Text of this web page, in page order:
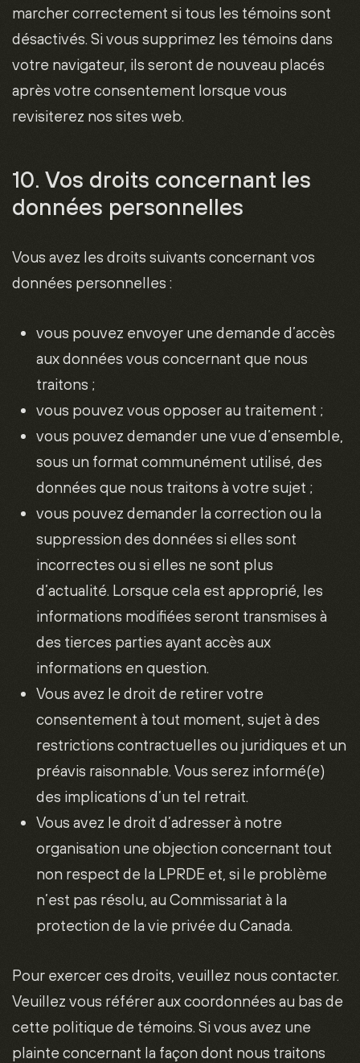
marcher correctement si tous les témoins sont
désactivés. Si vous supprimez les témoins dans
votre navigateur, ils seront de nouveau placés
après votre consentement lorsque vous
revisiterez nos sites web.
10. Vos droits concernant les
données personnelles
Vous avez les droits suivants concernant vos
données personnelles :
vous pouvez envoyer une demande d’accès
aux données vous concernant que nous
traitons ;
vous pouvez vous opposer au traitement ;
vous pouvez demander une vue d’ensemble,
sous un format communément utilisé, des
données que nous traitons à votre sujet ;
vous pouvez demander la correction ou la
suppression des données si elles sont
incorrectes ou si elles ne sont plus
d’actualité. Lorsque cela est approprié, les
informations modifiées seront transmises à
des tierces parties ayant accès aux
informations en question.
Vous avez le droit de retirer votre
consentement à tout moment, sujet à des
restrictions contractuelles ou juridiques et un
préavis raisonnable. Vous serez informé(e)
des implications d’un tel retrait.
Vous avez le droit d’adresser à notre
organisation une objection concernant tout
non respect de la LPRDE et, si le problème
n’est pas résolu, au Commissariat à la
protection de la vie privée du Canada.
Pour exercer ces droits, veuillez nous contacter.
Veuillez vous référer aux coordonnées au bas de
cette politique de témoins. Si vous avez une
plainte concernant la façon dont nous traitons